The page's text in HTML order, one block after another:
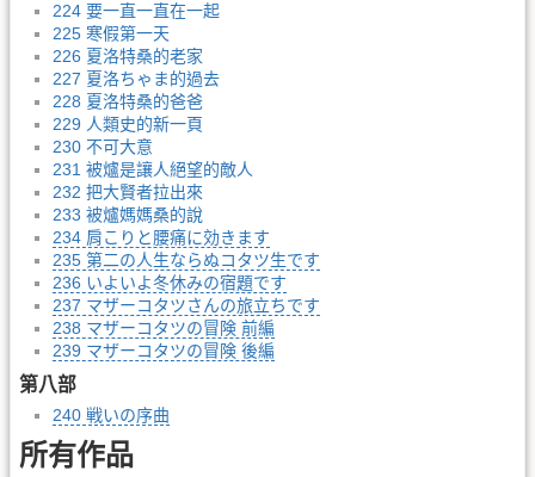
224 要一直一直在一起
225 寒假第一天
226 夏洛特桑的老家
227 夏洛ちゃま的過去
228 夏洛特桑的爸爸
229 人類史的新一頁
230 不可大意
231 被爐是讓人絕望的敵人
232 把大賢者拉出來
233 被爐媽媽桑的說
234 肩こりと腰痛に効きます
235 第二の人生ならぬコタツ生です
236 いよいよ冬休みの宿題です
237 マザーコタツさんの旅立ちです
238 マザーコタツの冒険 前編
239 マザーコタツの冒険 後編
第八部
240 戦いの序曲
所有作品